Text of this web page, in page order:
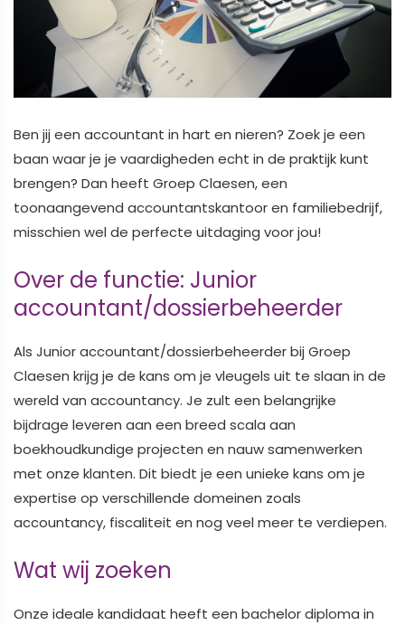
Ben jij een accountant in hart en nieren? Zoek je een
baan waar je je vaardigheden echt in de praktijk kunt
brengen? Dan heeft Groep Claesen, een
toonaangevend accountantskantoor en familiebedrijf,
misschien wel de perfecte uitdaging voor jou!
Over de functie: Junior
accountant/dossierbeheerder
Als Junior accountant/dossierbeheerder bij Groep
Claesen krijg je de kans om je vleugels uit te slaan in de
wereld van accountancy. Je zult een belangrijke
bijdrage leveren aan een breed scala aan
boekhoudkundige projecten en nauw samenwerken
met onze klanten. Dit biedt je een unieke kans om je
expertise op verschillende domeinen zoals
accountancy, fiscaliteit en nog veel meer te verdiepen.
Wat wij zoeken
Onze ideale kandidaat heeft een bachelor diploma in